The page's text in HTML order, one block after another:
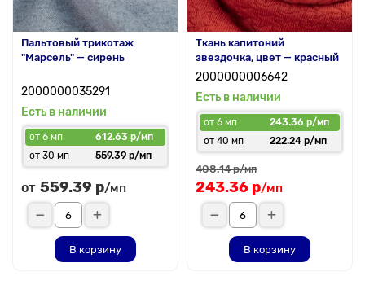
Пальтовый трикотаж
"Марсель" — сирень
2000000035291
Есть в наличии
от 6 мп
612.63 р/мп
от 30 мп
559.39 р/мп
от 559.39 р/мп
В корзину
Ткань капитоний
звездочка, цвет — красный
2000000006642
Есть в наличии
от 6 мп
243.36 р/мп
от 40 мп
222.24 р/мп
408.14 р/мп
243.36 р/мп
В корзину